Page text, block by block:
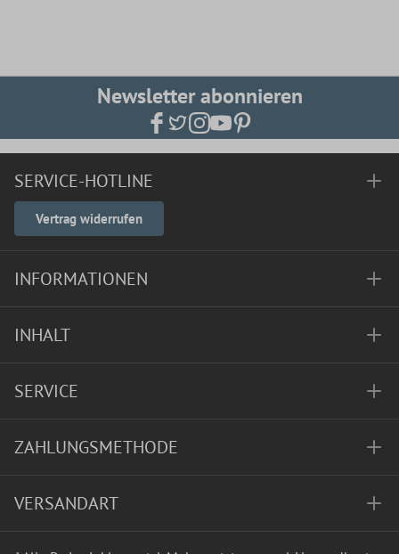
Newsletter abonnieren
SERVICE-HOTLINE
Vertrag widerrufen
INFORMATIONEN
INHALT
SERVICE
ZAHLUNGSMETHODE
VERSANDART